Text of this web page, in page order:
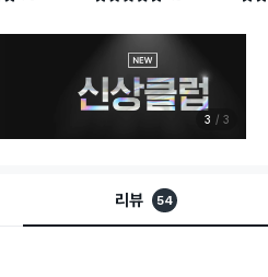
3 3
리뷰 54